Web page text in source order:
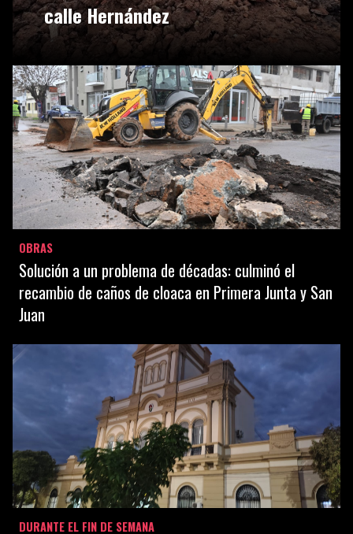
calle Hernández
OBRAS
Solución a un problema de décadas: culminó el
recambio de caños de cloaca en Primera Junta y San
Juan
DURANTE EL FIN DE SEMANA